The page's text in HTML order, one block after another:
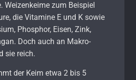
Weizenkeime zum Beispiel
die Vitamine E und K sowie
Phosphor, Eisen, Zink,
Doch auch an Makro-
sie reich.
der Keim etwa 2 bis 5